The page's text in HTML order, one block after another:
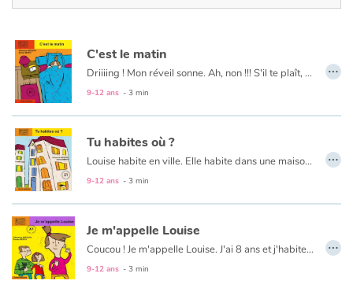
Les animaux
Voyage, épopée, enquête, aventure
Autour du monde
Apprentissage
Art, espace, activité
Documentaires
C'est le matin
Driiiing ! Mon réveil sonne. Ah, non !!! S'il te plaît, j'ai sommeil. Je veux encore dormir ! Je lui donne un coup. Il se tait. Je me retourne dans mon lit et je continue à dormir.
9-12 ans - 3 min
…
Tu habites où ?
Louise habite en ville. Elle habite dans une maison mitoyenne dans un quartier tranquille au Limpertsberg. Elle a sa chambre mansardée au 2e étage, sous le toit. De sa fenêtre, elle a une belle vue sur la ville.
9-12 ans - 3 min
…
Je m'appelle Louise
Coucou ! Je m'appelle Louise. J'ai 8 ans et j'habite au Limpertsberg avec mon père, ma mère et mes trois sœurs : Léonie, Anna et Aline. Je n'ai pas de frère, dommage.
9-12 ans - 3 min
…